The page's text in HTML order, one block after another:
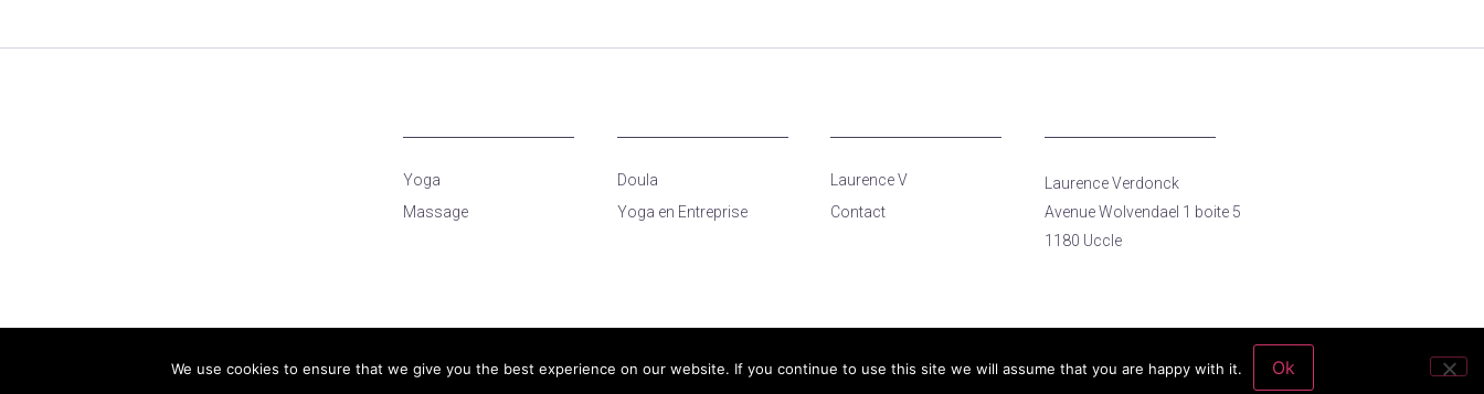
Yoga
Massage
Doula
Yoga en Entreprise
Laurence V
Contact
Laurence Verdonck
Avenue Wolvendael 1 boite 5
1180 Uccle
We use cookies to ensure that we give you the best experience on our website. If you continue to use this site we will assume that you are happy with it. Ok